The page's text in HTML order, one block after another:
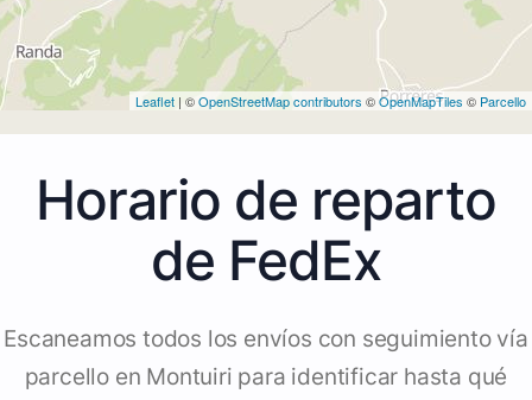
Leaflet | ©OpenStreetMap contributors ©OpenMapTiles © Parcello
Horario de reparto
de FedEx
Escaneamos todos los envíos con seguimiento vía
parcello en Montuiri para identificar hasta qué